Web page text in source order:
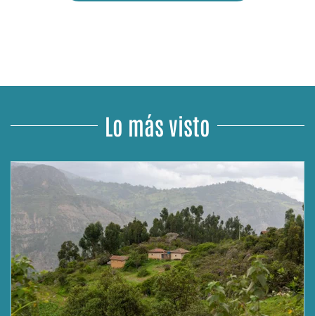
Lo más visto